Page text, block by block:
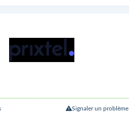
Signaler un problème